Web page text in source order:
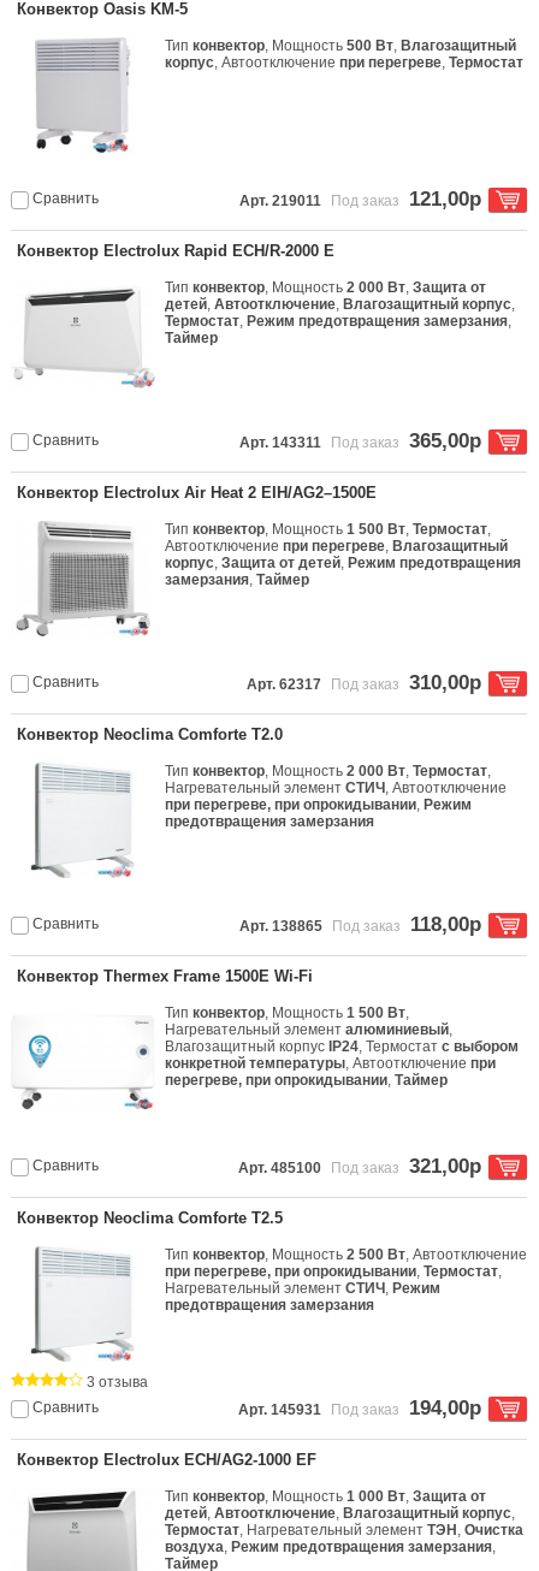
Конвектор Oasis KM-5
Типконвектор, Мощность500 Вт, Влагозащитный
корпус, Автоотключениепри перегреве,Термостат
Сравнить Арт. 219011 Под заказ 121,00р
Конвектор Electrolux Rapid ECH/R-2000 E
Типконвектор, Мощность2 000 Вт,Защита от
детей,Автоотключение, Влагозащитный корпус,
Термостат, Режим предотвращения замерзания,
Таймер
Сравнить Арт. 143311 Под заказ 365,00р
Конвектор Electrolux Air Heat 2 EIH/AG2–1500E
Типконвектор, Мощность1 500 Вт,Термостат,
Автоотключениепри перегреве, Влагозащитный
корпус,Защита от детей, Режим предотвращения
замерзания,Таймер
Сравнить Арт. 62317 Под заказ 310,00р
Конвектор Neoclima Comforte T2.0
Типконвектор, Мощность2 000 Вт,Термостат,
Нагревательный элементСТИЧ , Автоотключение
при перегреве, при опрокидывании, Режим
предотвращения замерзания
Сравнить Арт. 138865 Под заказ 118,00р
Конвектор Thermex Frame 1500E Wi-Fi
Типконвектор, Мощность1 500 Вт,
Нагревательный элементалюминиевый,
Влагозащитный корпус IP24, Термостатс выбором
конкретной температуры, Автоотключениепри
перегреве, при опрокидывании,Таймер
Сравнить Арт. 485100 Под заказ 321,00р
Конвектор Neoclima Comforte T2.5
Типконвектор, Мощность2 500 Вт, Автоотключение
при перегреве, при опрокидывании,Термостат,
Нагревательный элементСТИЧ , Режим
предотвращения замерзания
Сравнить
3 отзыва
Арт. 145931
Под заказ 194,00р
Конвектор Electrolux ECH/AG2-1000 EF
Типконвектор, Мощность1 000 Вт,Защита от
детей,Автоотключение, Влагозащитный корпус,
Термостат, Нагревательный элементТЭН ,Очистка
воздуха, Режим предотвращения замерзания,
Таймер